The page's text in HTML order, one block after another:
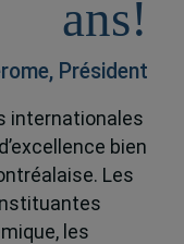
ans!
Président
internationales
bien
Les
les